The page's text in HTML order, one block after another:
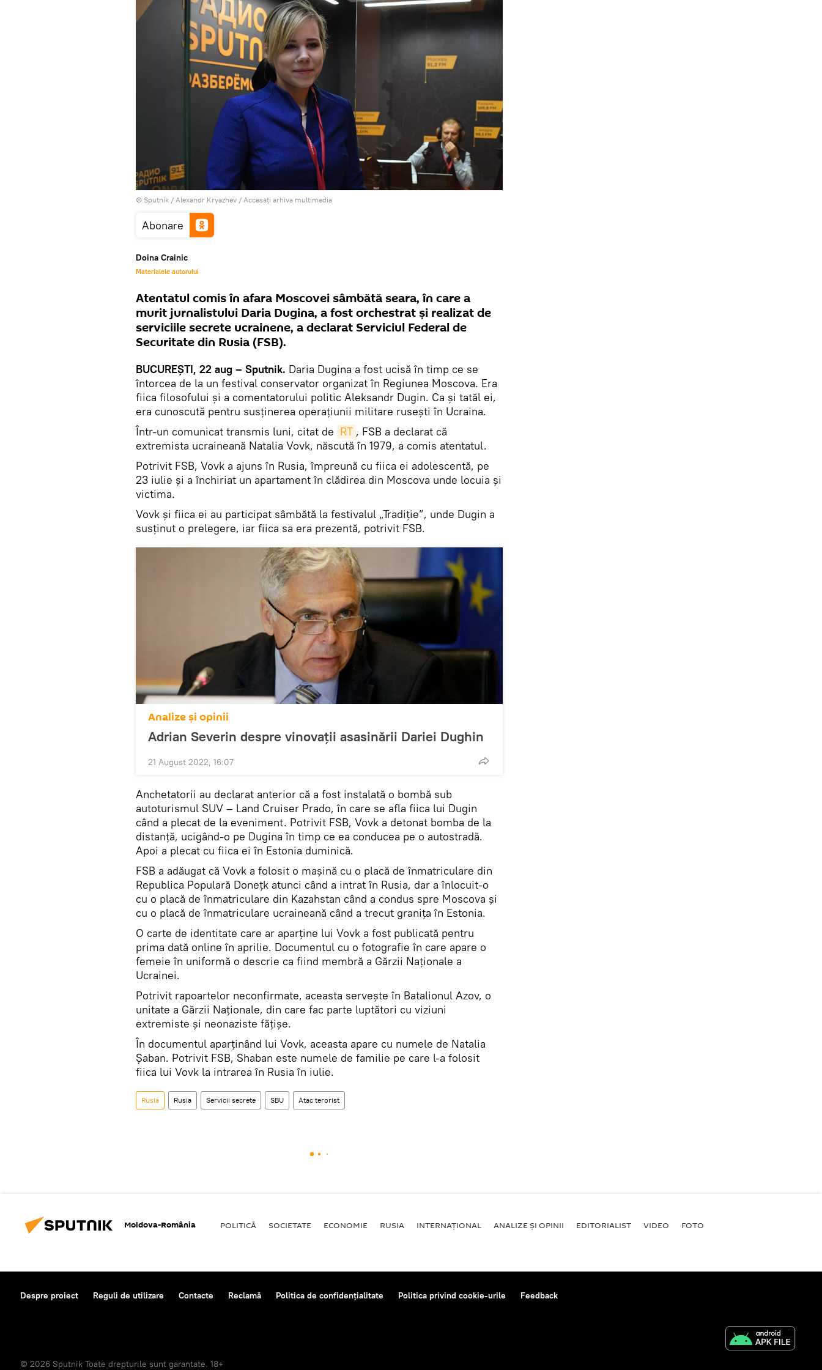
© Sputnik / Alexandr Kryazhev / Accesați arhiva multimedia
Abonare
Doina Crainic
Materialele autorului
Atentatul comis în afara Moscovei sâmbătă seara, în care a
murit jurnalistului Daria Dugina, a fost orchestrat și realizat de
serviciile secrete ucrainene, a declarat Serviciul Federal de
Securitate din Rusia (FSB).
BUCUREŞTI, 22 aug – Sputnik. Daria Dugina a fost ucisă în timp ce se
întorcea de la un festival conservator organizat în Regiunea Moscova. Era
fiica filosofului și a comentatorului politic Aleksandr Dugin. Ca și tatăl ei,
era cunoscută pentru susţinerea operațiunii militare rusești în Ucraina.
Într-un comunicat transmis luni, citat de RT , FSB a declarat că
extremista ucraineană Natalia Vovk, născută în 1979, a comis atentatul.
Potrivit FSB, Vovk a ajuns în Rusia, împreună cu fiica ei adolescentă, pe
23 iulie și a închiriat un apartament în clădirea din Moscova unde locuia și
victima.
Vovk și fiica ei au participat sâmbătă la festivalul „Tradiție”, unde Dugin a
susţinut o prelegere, iar fiica sa era prezentă, potrivit FSB.
Analize și opinii
Adrian Severin despre vinovații asasinării Dariei Dughin
21 August 2022, 16:07
Anchetatorii au declarat anterior că a fost instalată o bombă sub
autoturismul SUV – Land Cruiser Prado, în care se afla fiica lui Dugin
când a plecat de la eveniment. Potrivit FSB, Vovk a detonat bomba de la
distanță, ucigând-o pe Dugina în timp ce ea conducea pe o autostradă.
Apoi a plecat cu fiica ei în Estonia duminică.
FSB a adăugat că Vovk a folosit o mașină cu o placă de înmatriculare din
Republica Populară Donețk atunci când a intrat în Rusia, dar a înlocuit-o
cu o placă de înmatriculare din Kazahstan când a condus spre Moscova și
cu o placă de înmatriculare ucraineană când a trecut graniţa în Estonia.
O carte de identitate care ar aparţine lui Vovk a fost publicată pentru
prima dată online în aprilie. Documentul cu o fotografie în care apare o
femeie în uniformă o descrie ca fiind membră a Gărzii Naționale a
Ucrainei.
Potrivit rapoartelor neconfirmate, aceasta servește în Batalionul Azov, o
unitate a Gărzii Naționale, din care fac parte luptători cu viziuni
extremiste și neonaziste făţişe.
În documentul aparținând lui Vovk, aceasta apare cu numele de Natalia
Șaban. Potrivit FSB, Shaban este numele de familie pe care l-a folosit
fiica lui Vovk la intrarea în Rusia în iulie.
Rusia Rusia Servicii secrete SBU Atac terorist
Moldova-România POLITICĂ SOCIETATE ECONOMIE RUSIA INTERNAŢIONAL ANALIZE ȘI OPINII EDITORIALIST VIDEO FOTO
Despre proiect Reguli de utilizare Contacte Reclamă Politica de confidențialitate Politica privind cookie-urile Feedback
© 2026 Sputnik Toate drepturile sunt garantate. 18+